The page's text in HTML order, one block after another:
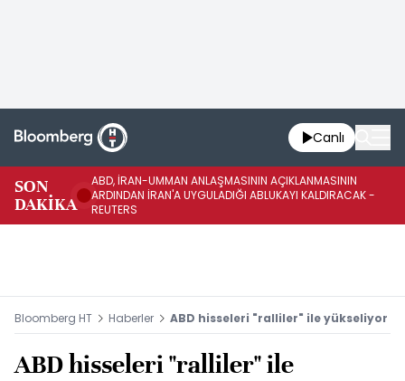
Canlı
SON
DAKİKA
ABD, İRAN-UMMAN ANLAŞMASININ AÇIKLANMASININ
ARDINDAN İRAN'A UYGULADIĞI ABLUKAYI KALDIRACAK -
REUTERS
Bloomberg HT Haberler ABD hisseleri "ralliler" ile yükseliyor
ABD hisseleri "ralliler" ile